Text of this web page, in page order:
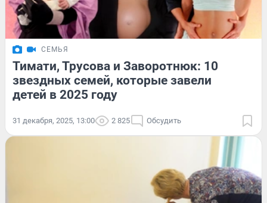
СЕМЬЯ
Тимати, Трусова и Заворотнюк: 10
звездных семей, которые завели
детей в 2025 году
31 декабря, 2025, 13:00 2 825 Обсудить